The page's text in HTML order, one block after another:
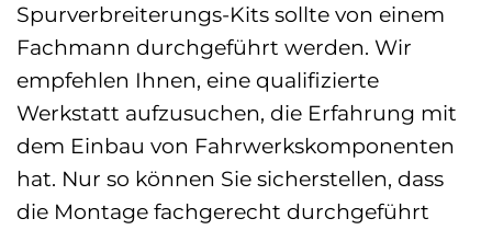
Spurverbreiterungs-Kits sollte von einem
Fachmann durchgeführt werden. Wir
empfehlen Ihnen, eine qualifizierte
Werkstatt aufzusuchen, die Erfahrung mit
dem Einbau von Fahrwerkskomponenten
hat. Nur so können Sie sicherstellen, dass
die Montage fachgerecht durchgeführt